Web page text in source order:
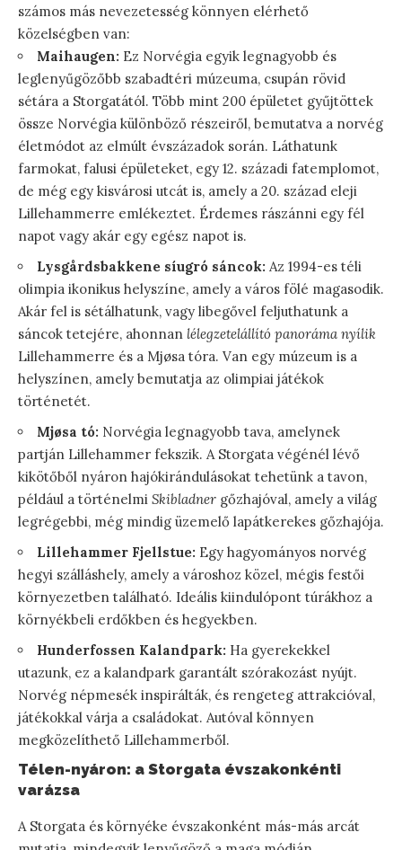
számos más nevezetesség könnyen elérhető
közelségben van:
Maihaugen: Ez Norvégia egyik legnagyobb és
leglenyűgözőbb szabadtéri múzeuma, csupán rövid
sétára a Storgatától. Több mint 200 épületet gyűjtöttek
össze Norvégia különböző részeiről, bemutatva a norvég
életmódot az elmúlt évszázadok során. Láthatunk
farmokat, falusi épületeket, egy 12. századi fatemplomot,
de még egy kisvárosi utcát is, amely a 20. század eleji
Lillehammerre emlékeztet. Érdemes rászánni egy fél
napot vagy akár egy egész napot is.
Lysgårdsbakkene síugró sáncok: Az 1994-es téli
olimpia ikonikus helyszíne, amely a város fölé magasodik.
Akár fel is sétálhatunk, vagy libegővel feljuthatunk a
sáncok tetejére, ahonnan lélegzetelállító panoráma nyílik
Lillehammerre és a Mjøsa tóra. Van egy múzeum is a
helyszínen, amely bemutatja az olimpiai játékok
történetét.
Mjøsa tó: Norvégia legnagyobb tava, amelynek
partján Lillehammer fekszik. A Storgata végénél lévő
kikötőből nyáron hajókirándulásokat tehetünk a tavon,
például a történelmi Skibladner gőzhajóval, amely a világ
legrégebbi, még mindig üzemelő lapátkerekes gőzhajója.
Lillehammer Fjellstue: Egy hagyományos norvég
hegyi szálláshely, amely a városhoz közel, mégis festői
környezetben található. Ideális kiindulópont túrákhoz a
környékbeli erdőkben és hegyekben.
Hunderfossen Kalandpark: Ha gyerekekkel
utazunk, ez a kalandpark garantált szórakozást nyújt.
Norvég népmesék inspirálták, és rengeteg attrakcióval,
játékokkal várja a családokat. Autóval könnyen
megközelíthető Lillehammerből.
Télen-nyáron: a Storgata évszakonkénti
varázsa
A Storgata és környéke évszakonként más-más arcát